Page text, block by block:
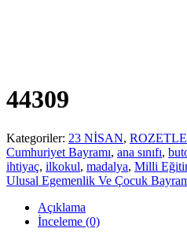
44309
Kategoriler: 23 NİSAN,
Cumhuriyet Bayramı, ana sınıfı,
ihtiyaç, ilkokul, madalya, Milli
Ulusal Egemenlik Ve Çocuk
Açıklama
İnceleme (0)